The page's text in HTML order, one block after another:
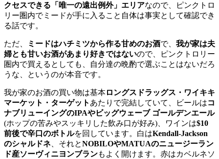
クセスできる「唯一の遠出例外」エリアなので、ピンクトロ
リー圏内でミードが手に入ること自体は事実として確認でき
る話です。
ただ、 ミードはハチミツから作る甘めのお酒で、 我が家は夫
婦とも甘いお酒があまり好きではないので、ピンクトロリー
圏内で買えるとしても、自分達の晩酌で選ぶことはないだろ
うな、というのが本音です。
我が家のお酒の買い物は基本ロングスドラッグス・ワイキキ
マーケット・ターゲット あたりで完結していて、ビールはコ
ナブリューイングのIPAやビッグウェーブ ゴールデンエール
(ホップの苦みやスッキリした飲み口が好み)、ワインは$10
前後で辛口のボトルを回しています。白はKendall-Jackson
のシャルドネ 、それとNOBILOやMATUAのニュージーラン
ド産ソーヴィニヨンブランもよく開けます。赤はカベルネソ